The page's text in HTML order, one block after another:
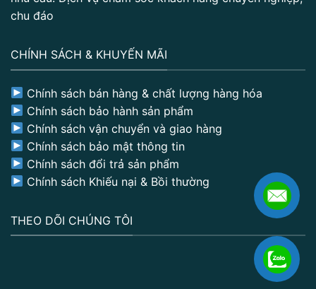
chu đáo
CHÍNH SÁCH & KHUYẾN MÃI
Chính sách bán hàng & chất lượng hàng hóa
Chính sách bảo hành sản phẩm
Chính sách vận chuyển và giao hàng
Chính sách bảo mật thông tin
Chính sách đổi trả sản phẩm
Chính sách Khiếu nại & Bồi thường
THEO DÕI CHÚNG TÔI